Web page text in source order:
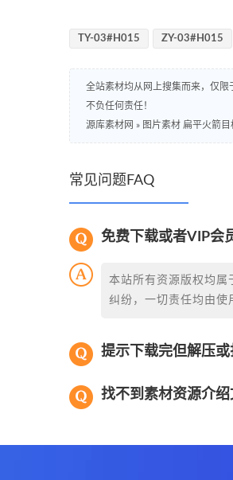
TY-03#H015 ZY-03#H015
全站素材均从网上搜集而来，仅
不负任何责任！
源库素材网 » 图片素材 扁平火箭
常见问题FAQ
免费下载或者VIP会
本站所有资源版权均属
纠纷，一切责任均由使
提示下载完但解压或
找不到素材资源介绍